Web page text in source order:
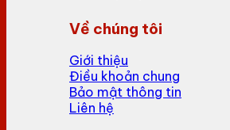
Về chúng tôi
Giới thiệu
Điều khoản chung
Bảo mật thông tin
Liên hệ